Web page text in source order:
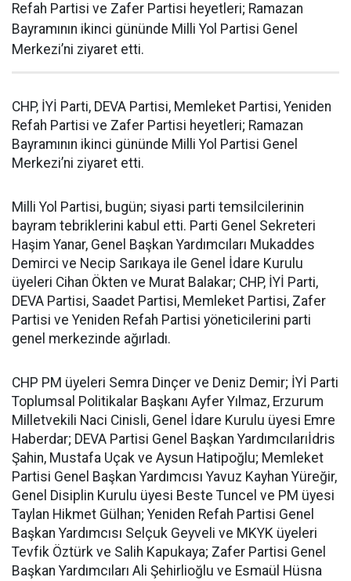
Refah Partisi ve Zafer Partisi heyetleri; Ramazan
Bayramının ikinci gününde Milli Yol Partisi Genel
Merkezi’ni ziyaret etti.
CHP, İYİ Parti, DEVA Partisi, Memleket Partisi, Yeniden
Refah Partisi ve Zafer Partisi heyetleri; Ramazan
Bayramının ikinci gününde Milli Yol Partisi Genel
Merkezi’ni ziyaret etti.
Milli Yol Partisi, bugün; siyasi parti temsilcilerinin
bayram tebriklerini kabul etti. Parti Genel Sekreteri
Haşim Yanar, Genel Başkan Yardımcıları Mukaddes
Demirci ve Necip Sarıkaya ile Genel İdare Kurulu
üyeleri Cihan Ökten ve Murat Balakar; CHP, İYİ Parti,
DEVA Partisi, Saadet Partisi, Memleket Partisi, Zafer
Partisi ve Yeniden Refah Partisi yöneticilerini parti
genel merkezinde ağırladı.
CHP PM üyeleri Semra Dinçer ve Deniz Demir; İYİ Parti
Toplumsal Politikalar Başkanı Ayfer Yılmaz, Erzurum
Milletvekili Naci Cinisli, Genel İdare Kurulu üyesi Emre
Haberdar; DEVA Partisi Genel Başkan Yardımcılarıİdris
Şahin, Mustafa Uçak ve Aysun Hatipoğlu; Memleket
Partisi Genel Başkan Yardımcısı Yavuz Kayhan Yüreğir,
Genel Disiplin Kurulu üyesi Beste Tuncel ve PM üyesi
Taylan Hikmet Gülhan; Yeniden Refah Partisi Genel
Başkan Yardımcısı Selçuk Geyveli ve MKYK üyeleri
Tevfik Öztürk ve Salih Kapukaya; Zafer Partisi Genel
Başkan Yardımcıları Ali Şehirlioğlu ve Esmaül Hüsna